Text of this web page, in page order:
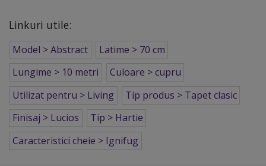
Linkuri utile:
Model > Abstract
Latime > 70 cm
Lungime > 10 metri
Culoare > cupru
Utilizat pentru > Living
Tip produs > Tapet clasic
Finisaj > Lucios
Tip > Hartie
Caracteristici cheie > Ignifug